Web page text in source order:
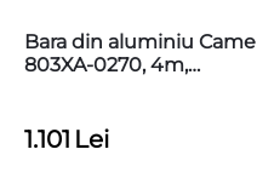
Bara din aluminiu Came
803XA-0270, 4m,
1.101 Lei